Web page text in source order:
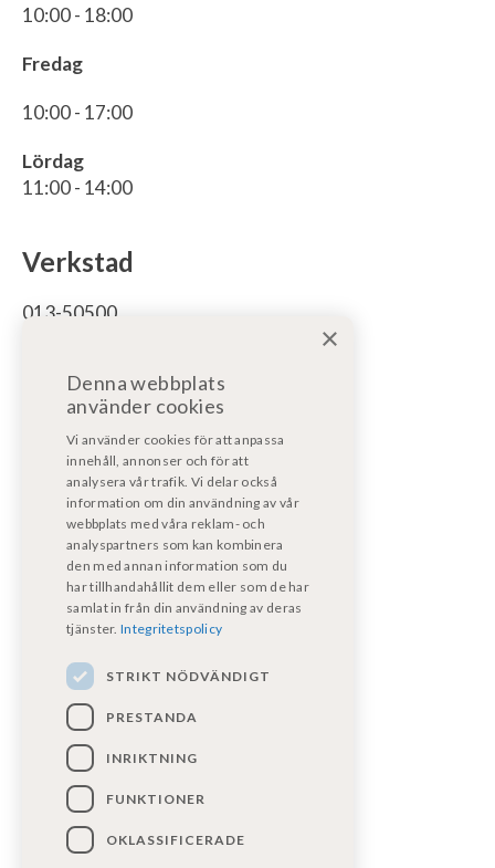
10:00 - 18:00
Fredag
10:00 - 17:00
Lördag
11:00 - 14:00
Verkstad
013-50500
bodelsverkstad@fritidsfordonost.se
För motorservice/reparation:
motorverkstad@kpmf.nu
För garantiärenden:
bodelsverkstad@fritidsfordonost.se
Våra certifikat
Följ oss på sociala medier!
×
Denna webbplats
använder cookies
Vi använder cookies för att anpassa
innehåll, annonser och för att
analysera vår trafik. Vi delar också
information om din användning av vår
webbplats med våra reklam- och
analyspartners som kan kombinera
den med annan information som du
har tillhandahållit dem eller som de har
samlat in från din användning av deras
tjänster. Integritetspolicy
STRIKT NÖDVÄNDIGT
PRESTANDA
INRIKTNING
FUNKTIONER
OKLASSIFICERADE